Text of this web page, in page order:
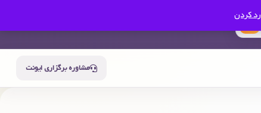
رد کردن
مشاوره برگزاری ایونت